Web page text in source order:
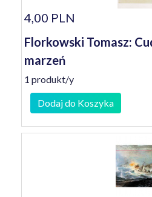
4,00 PLN
Florkowski Tomasz:
marzeń
1 produkt/y
Dodaj do Koszyka